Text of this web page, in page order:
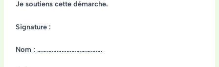
Je soutiens cette démarche.
Signature :
Nom : ………………………………….